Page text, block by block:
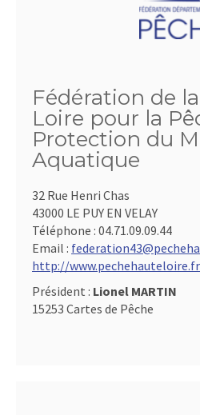
Fédération de
Loire pour la
Protection du
Aquatique
32 Rue Henri Chas
43000 LE PUY EN VELAY
Téléphone : 04.71.09.09.44
Email :
http://www.pechehauteloire.fr
Président : Lionel MARTIN
15253 Cartes de Pêche